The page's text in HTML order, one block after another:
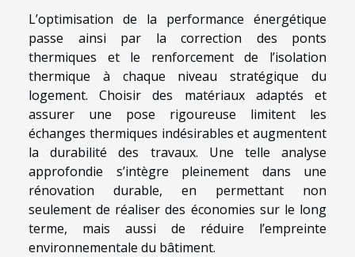
L’optimisation de la performance énergétique
passe ainsi par la correction des ponts
thermiques et le renforcement de l’isolation
thermique à chaque niveau stratégique du
logement. Choisir des matériaux adaptés et
assurer une pose rigoureuse limitent les
échanges thermiques indésirables et augmentent
la durabilité des travaux. Une telle analyse
approfondie s’intègre pleinement dans une
rénovation durable, en permettant non
seulement de réaliser des économies sur le long
terme, mais aussi de réduire l’empreinte
environnementale du bâtiment.